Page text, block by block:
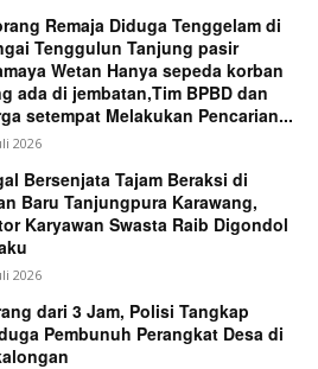
Remaja Diduga Tenggelam di
Tenggulun Tanjung pasir
Wetan Hanya sepeda korban
ada di jembatan,Tim BPBD dan
setempat Melakukan Pencarian...
2026
Bersenjata Tajam Beraksi di
Baru Tanjungpura Karawang,
Karyawan Swasta Raib Digondol
2026
dari 3 Jam, Polisi Tangkap
Pembunuh Perangkat Desa di